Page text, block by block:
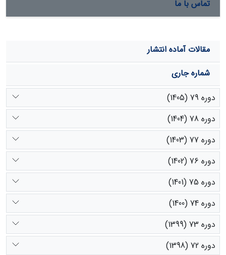
تماس با ما
مقالات آماده انتشار
شماره جاری
دوره 79 (1405)
دوره 78 (1404)
دوره 77 (1403)
دوره 76 (1402)
دوره 75 (1401)
دوره 74 (1400)
دوره 73 (1399)
دوره 72 (1398)